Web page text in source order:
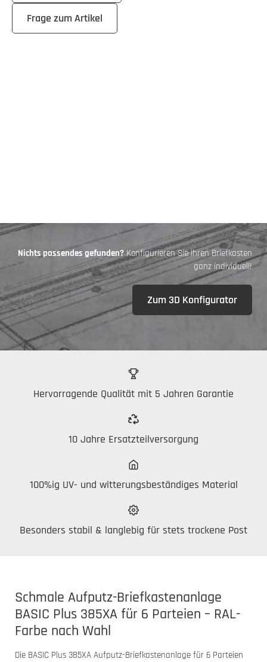
Frage zum Artikel
Nichts passendes gefunden?Konfigurieren Sie Ihren Briefkasten
ganz individuell!
Zum 3D Konfigurator
Hervorragende Qualität mit 5 Jahren Garantie
10 Jahre Ersatzteilversorgung
100%ig UV- und witterungsbeständiges Material
Besonders stabil & langlebig für stets trockene Post
Schmale Aufputz-Briefkastenanlage
BASIC Plus 385XA für 6 Parteien – RAL-
Farbe nach Wahl
Die BASIC Plus 385XA Aufputz-Briefkastenanlage für 6 Parteien